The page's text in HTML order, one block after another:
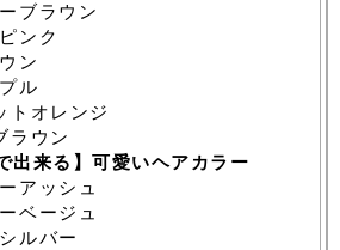
ブラウン
ンク
ン
ル
トオレンジ
ラウン
出来る】可愛いヘアカラー
アッシュ
ベージュ
ルバー